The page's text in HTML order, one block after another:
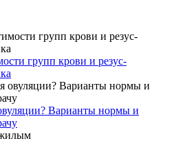
групп крови и резус-
Варианты нормы и